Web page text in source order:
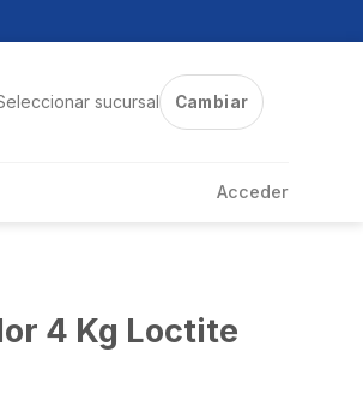
sucursal Cambiar
Acceder
4 Kg Loctite